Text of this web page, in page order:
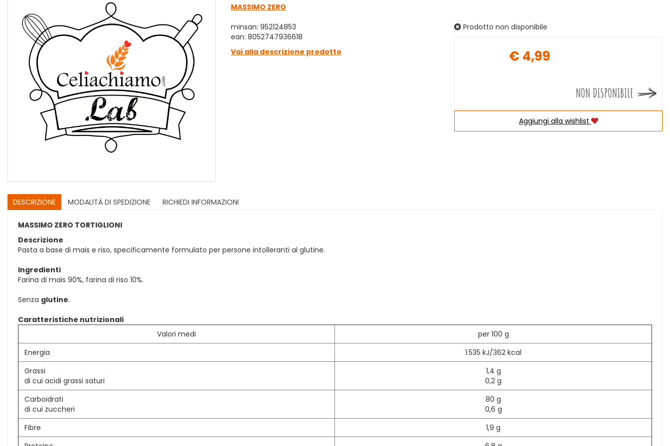
MASSIMO ZERO
minsan: 952124853
ean: 8052747936618
Vai alla descrizione prodotto
Prodotto non disponibile
€ 4,99
NON DISPONIBILE
Aggiungi alla wishlist
DESCRIZIONE MODALITÀ DI SPEDIZIONE RICHIEDI INFORMAZIONI
MASSIMO ZERO TORTIGLIONI
Descrizione
Pasta a base di mais e riso, specificamente formulato per persone intolleranti al glutine.
Ingredienti
Farina di mais 90%, farina di riso 10%.
Senza glutine.
Caratteristiche nutrizionali
Valori medi
per 100 g
Energia
1.535 kJ/362 kcal
Grassi
di cui acidi grassi saturi
1,4 g
0,2 g
Carboidrati
di cui zuccheri
80 g
0,6 g
Fibre
1,9 g